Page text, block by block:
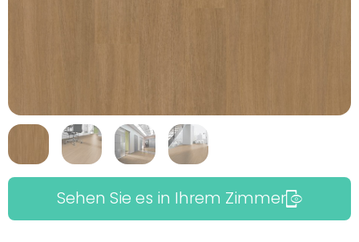
Sehen Sie es in Ihrem Zimmer